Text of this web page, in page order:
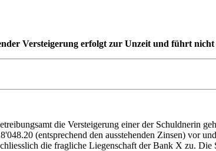
Versteigerung erfolgt zur Unzeit und führt
die Versteigerung einer der Schuldnerin
(entsprechend den ausstehenden Zinsen) vor
die fragliche Liegenschaft der Bank X zu.